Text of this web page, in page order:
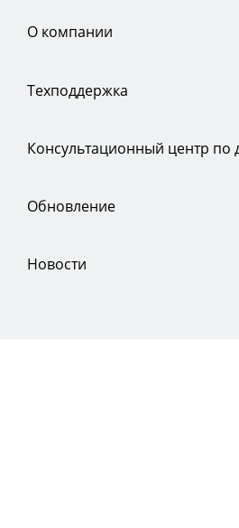
О компании
Техподдержка
Консультационный центр по
Обновление
Новости